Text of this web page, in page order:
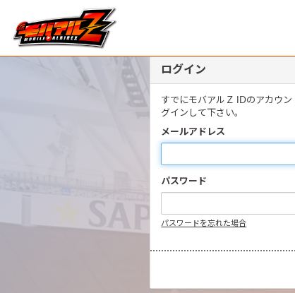
ログイン
すでにモバアルＺ IDのアカウ
グインして下さい。
メールアドレス
パスワード
パスワードを忘れた場合